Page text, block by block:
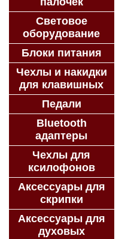
Световое
оборудование
Блоки питания
Чехлы и накидки
для клавишных
Педали
Bluetooth
адаптеры
Чехлы для
ксилофонов
Аксессуары для
скрипки
Аксессуары для
духовых